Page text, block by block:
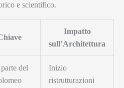
e scientifico.
Impatto
sull’Architettura
del
Inizio
ristrutturazioni